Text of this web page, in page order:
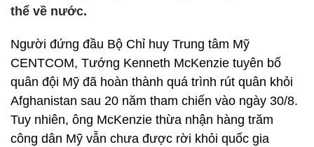
thể về nước.
Người đứng đầu Bộ Chỉ huy Trung tâm Mỹ
CENTCOM, Tướng Kenneth McKenzie tuyên bố
quân đội Mỹ đã hoàn thành quá trình rút quân khỏi
Afghanistan sau 20 năm tham chiến vào ngày 30/8.
Tuy nhiên, ông McKenzie thừa nhận hàng trăm
công dân Mỹ vẫn chưa được rời khỏi quốc gia